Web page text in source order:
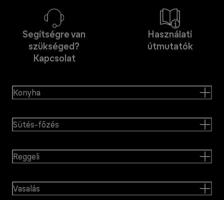
Segítségre van
szükséged?
Kapcsolat
Használati
útmutatók
Konyha
Sütés-főzés
Reggeli
Vasalás